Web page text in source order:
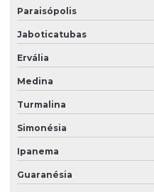
Paraisópolis
Jaboticatubas
Ervália
Medina
Turmalina
Simonésia
Ipanema
Guaranésia